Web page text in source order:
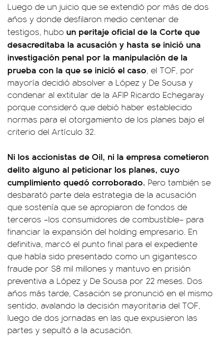
Luego de un juicio que se extendió por más de dos
años y donde desfilaron medio centenar de
testigos, hubo un peritaje oficial de la Corte que
desacreditaba la acusación y hasta se inició una
investigación penal por la manipulación de la
prueba con la que se inició el caso, el TOF, por
mayoría decidió absolver a López y De Sousa y
condenar al extitular de la AFIP Ricardo Echegaray
porque consideró que debió haber establecido
normas para el otorgamiento de los planes bajo el
criterio del Artículo 32.
Ni los accionistas de Oil, ni la empresa cometieron
delito alguno al peticionar los planes, cuyo
cumplimiento quedó corroborado. Pero también se
desbarató parte dela estrategia de la acusación
que sostenía que se apropiaron de fondos de
terceros –los consumidores de combustible– para
financiar la expansión del holding empresario. En
definitiva, marcó el punto final para el expediente
que había sido presentado como un gigantesco
fraude por $8 mil millones y mantuvo en prisión
preventiva a López y De Sousa por 22 meses. Dos
años más tarde, Casación se pronunció en el mismo
sentido, avalando la decisión mayoritaria del TOF,
luego de dos jornadas en las que expusieron las
partes y sepultó a la acusación.